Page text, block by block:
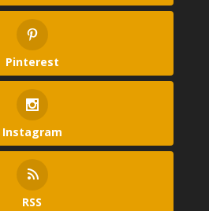
Pinterest
Instagram
RSS